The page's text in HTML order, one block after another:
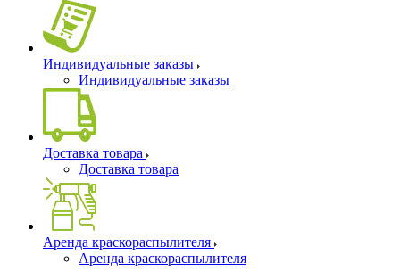
Индивидуальные заказы
Индивидуальные заказы
Доставка товара
Доставка товара
Аренда краскораспылителя
Аренда краскораспылителя